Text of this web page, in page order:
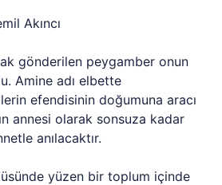
Akıncı
gönderilen peygamber onun
Amine adı elbette
efendisinin doğumuna aracı
annesi olarak sonsuza kadar
anılacaktır.
yüzen bir toplum içinde